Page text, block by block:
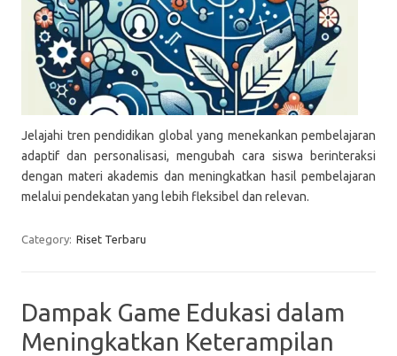
Jelajahi tren pendidikan global yang menekankan pembelajaran
adaptif dan personalisasi, mengubah cara siswa berinteraksi
dengan materi akademis dan meningkatkan hasil pembelajaran
melalui pendekatan yang lebih fleksibel dan relevan.
Category: Riset Terbaru
Dampak Game Edukasi dalam
Meningkatkan Keterampilan